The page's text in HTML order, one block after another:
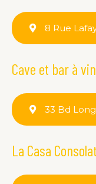
8 Rue
Cave et bar à
33 Bd
La Casa Consolat